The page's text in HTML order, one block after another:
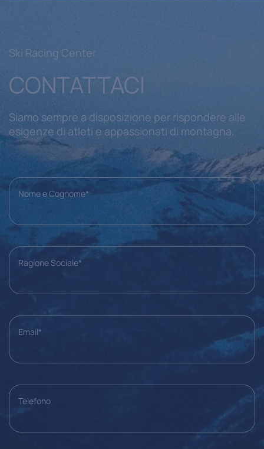
Ski Racing Center
CONTATTACI
Siamo sempre a disposizione per rispondere alle
esigenze di atleti e appassionati di montagna.
Nome e Cognome*
Ragione Sociale*
Email*
Telefono